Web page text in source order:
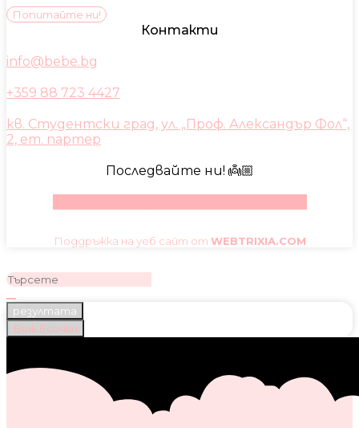
Попитайте ни!
Контакти
info@bebe.bg
+359 88 723 4427
кв. Студентски град, ул. „Проф. Александър Фол“,
2, ет. партер
Последвайте ни! 👼🏼
Поддръжка на уеб сайт от WEBTRIXIA.COM
резултата
Виж всички